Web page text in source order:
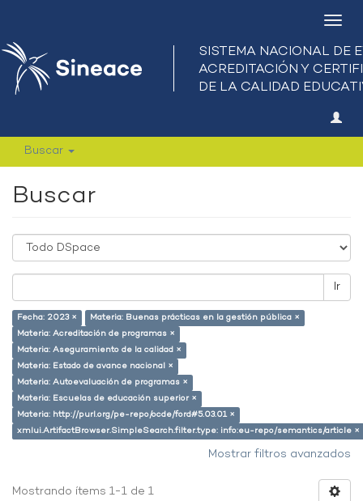
Buscar
Buscar
Ir
Fecha: 2023 ×
Materia: Buenas prácticas en la gestión pública ×
Materia: Acreditación de programas ×
Materia: Aseguramiento de la calidad ×
Materia: Estado de avance nacional ×
Materia: Autoevaluación de programas ×
Materia: Escuelas de educación superior ×
Materia: http://purl.org/pe-repo/ocde/ford#5.03.01 ×
xmlui.ArtifactBrowser.SimpleSearch.filter.type: info:eu-repo/semantics/article ×
Mostrar filtros avanzados
Mostrando ítems 1-1 de 1